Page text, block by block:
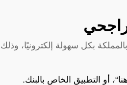
بكل سهولة إلكترونيًا، وذلك
“، أو التطبيق الخاص بالبنك.